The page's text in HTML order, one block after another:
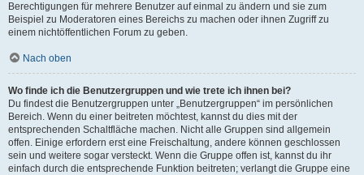
Berechtigungen für mehrere Benutzer auf einmal zu ändern und sie zum
Beispiel zu Moderatoren eines Bereichs zu machen oder ihnen Zugriff zu
einem nichtöffentlichen Forum zu geben.
Nach oben
Wo finde ich die Benutzergruppen und wie trete ich ihnen bei?
Du findest die Benutzergruppen unter „Benutzergruppen“ im persönlichen
Bereich. Wenn du einer beitreten möchtest, kannst du dies mit der
entsprechenden Schaltfläche machen. Nicht alle Gruppen sind allgemein
offen. Einige erfordern erst eine Freischaltung, andere können geschlossen
sein und weitere sogar versteckt. Wenn die Gruppe offen ist, kannst du ihr
einfach durch die entsprechende Funktion beitreten; verlangt die Gruppe eine